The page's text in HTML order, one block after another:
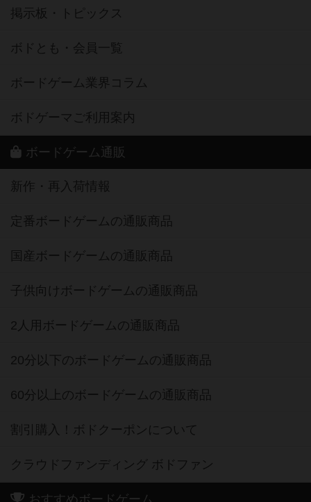
掲示板・トピックス
ボドとも・会員一覧
ボードゲーム業界コラム
ボドゲーマご利用案内
ボードゲーム通販
新作・再入荷情報
定番ボードゲームの通販商品
国産ボードゲームの通販商品
子供向けボードゲームの通販商品
2人用ボードゲームの通販商品
20分以下のボードゲームの通販商品
60分以上のボードゲームの通販商品
割引購入！ボドクーポンについて
クラウドファンディング ボドファン